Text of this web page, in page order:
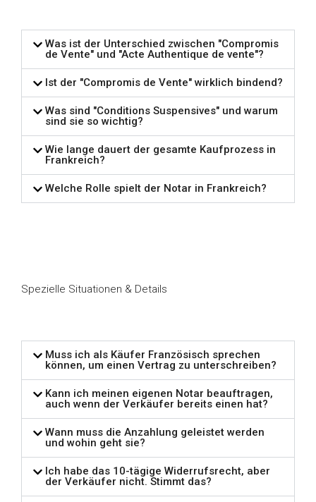
Was ist der Unterschied zwischen "Compromis
de Vente" und "Acte Authentique de vente"?
Ist der "Compromis de Vente" wirklich bindend?
Was sind "Conditions Suspensives" und warum
sind sie so wichtig?
Wie lange dauert der gesamte Kaufprozess in
Frankreich?
Welche Rolle spielt der Notar in Frankreich?
Spezielle Situationen & Details
Muss ich als Käufer Französisch sprechen
können, um einen Vertrag zu unterschreiben?
Kann ich meinen eigenen Notar beauftragen,
auch wenn der Verkäufer bereits einen hat?
Wann muss die Anzahlung geleistet werden
und wohin geht sie?
Ich habe das 10-tägige Widerrufsrecht, aber
der Verkäufer nicht. Stimmt das?